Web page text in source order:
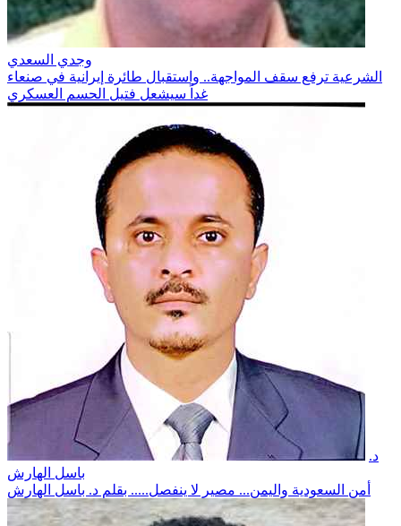
وجدي السعدي
الشرعية ترفع سقف المواجهة.. واستقبال طائرة إيرانية في صنعاء
غداً سيشعل فتيل الحسم العسكري
د.
باسل الهارش
أمن السعودية واليمن... مصير لا ينفصل..... بقلم د. باسل الهارش